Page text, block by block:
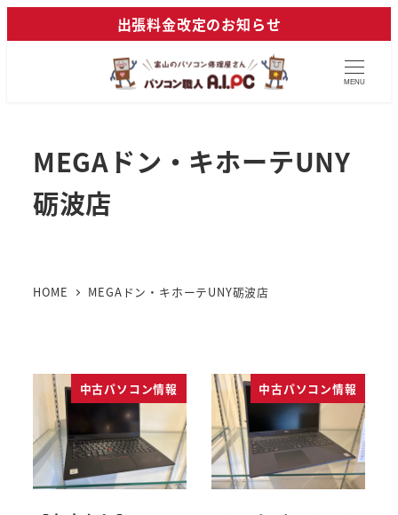
イ
出張料金改定のお知らせ
MENU
MEGAドン・キホーテUNY
砺波店
HOME MEGAドン・キホーテUNY砺波店
中古パソコン情報 中古パソコン情報